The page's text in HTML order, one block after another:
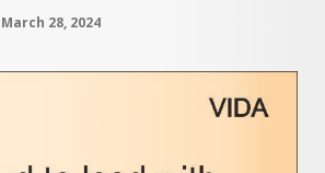
March 28, 2024